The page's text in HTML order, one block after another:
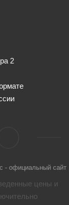
2
- официальный сайт
цены и